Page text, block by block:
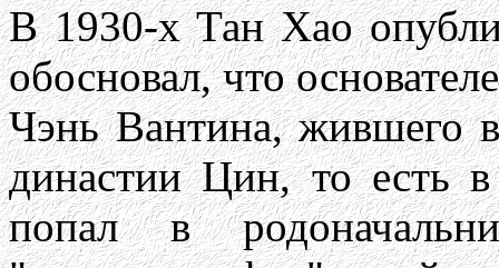
В 1930-х Тан Хао
обосновал, что
Чэнь Вантина, жившего
династии Цин, то есть
попал в